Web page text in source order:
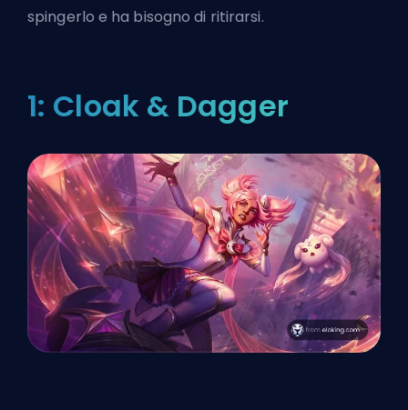
spingerlo e ha bisogno di ritirarsi.
1: Cloak & Dagger